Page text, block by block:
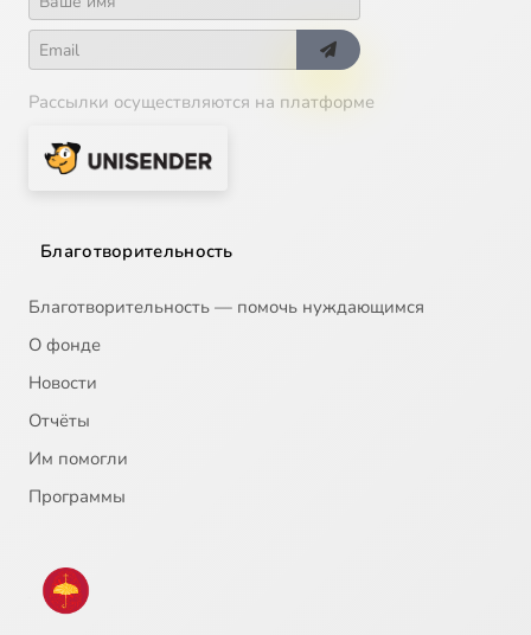
Рассылки осуществляются на платформе
Благотворительность
Благотворительность — помочь нуждающимся
О фонде
Новости
Отчёты
Им помогли
Программы